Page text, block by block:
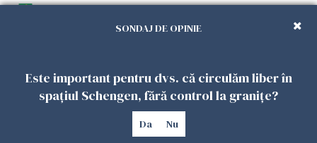
și în aplicațiile mobile
Politica de
confidențialitate
Politica
Cookies
Gestionați
Contact
Declarație de
accesibilitate
Copyright 2026. Toate drepturile rezervate.
SONDAJ DE OPINIE
Este important pentru dvs. că circulăm liber în
spațiul Schengen, fără control la granițe?
Da Nu